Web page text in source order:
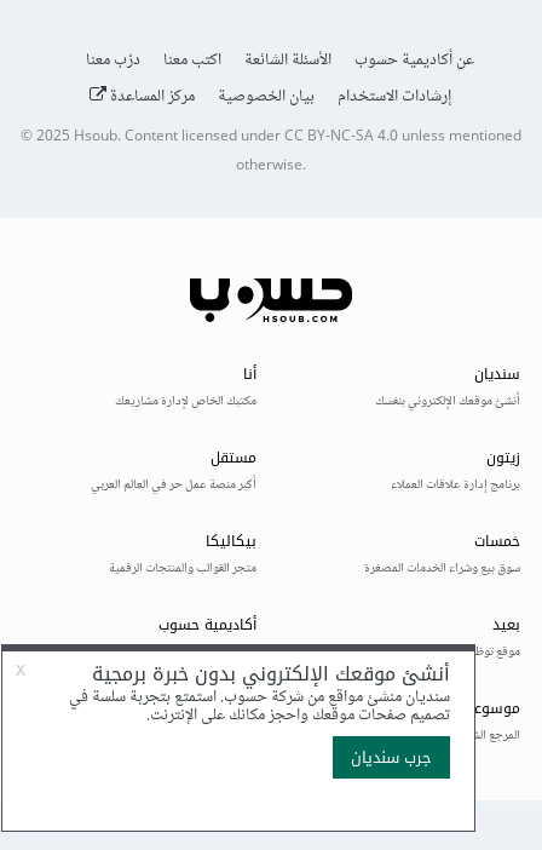
عن أكاديمية حسوب الأسئلة الشائعة اكتب معنا
درّب معنا
إرشادات الاستخدام
بيان الخصوصية مركز المساعدة
© 2025Hsoub.Content licensed underCC BY-NC-SA 4.0unless mentioned
otherwise.